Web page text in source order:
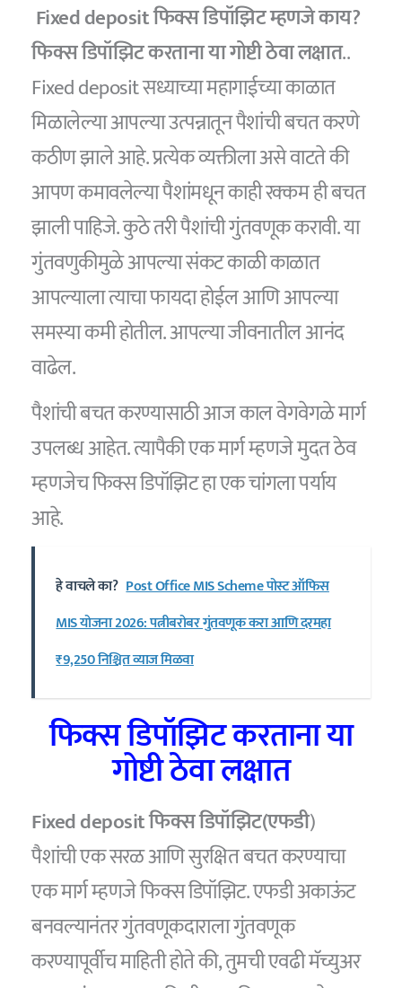
Fixed depositफिक्स डिपॉझिट म्हणजे काय?
फिक्स डिपॉझिट करताना या गोष्टी ठेवा लक्षात..
Fixed deposit सध्याच्या महागाईच्या काळात
मिळालेल्या आपल्या उत्पन्नातून पैशांची बचत करणे
कठीण झाले आहे. प्रत्येक व्यक्तीला असे वाटते की
आपण कमावलेल्या पैशांमधून काही रक्कम ही बचत
झाली पाहिजे. कुठे तरी पैशांची गुंतवणूक करावी. या
गुंतवणुकीमुळे आपल्या संकट काळी काळात
आपल्याला त्याचा फायदा होईल आणि आपल्या
समस्या कमी होतील. आपल्या जीवनातील आनंद
वाढेल.
पैशांची बचत करण्यासाठी आज काल वेगवेगळे मार्ग
उपलब्ध आहेत. त्यापैकी एक मार्ग म्हणजे मुदत ठेव
म्हणजेच फिक्स डिपॉझिट हा एक चांगला पर्याय
आहे.
हे वाचले का? Post Office MIS Scheme पोस्ट ऑफिस
MIS योजना 2026: पत्नीबरोबर गुंतवणूक करा आणि दरमहा
₹9,250 निश्चित व्याज मिळवा
फिक्स डिपॉझिट करताना या
गोष्टी ठेवा लक्षात
Fixed deposit फिक्स डिपॉझिट(एफडी)
पैशांची एक सरळ आणि सुरक्षित बचत करण्याचा
एक मार्ग म्हणजे फिक्स डिपॉझिट. एफडी अकाऊंट
बनवल्यानंतर गुंतवणूकदाराला गुंतवणूक
करण्यापूर्वीच माहिती होते की, तुमची एवढी मॅच्युअर